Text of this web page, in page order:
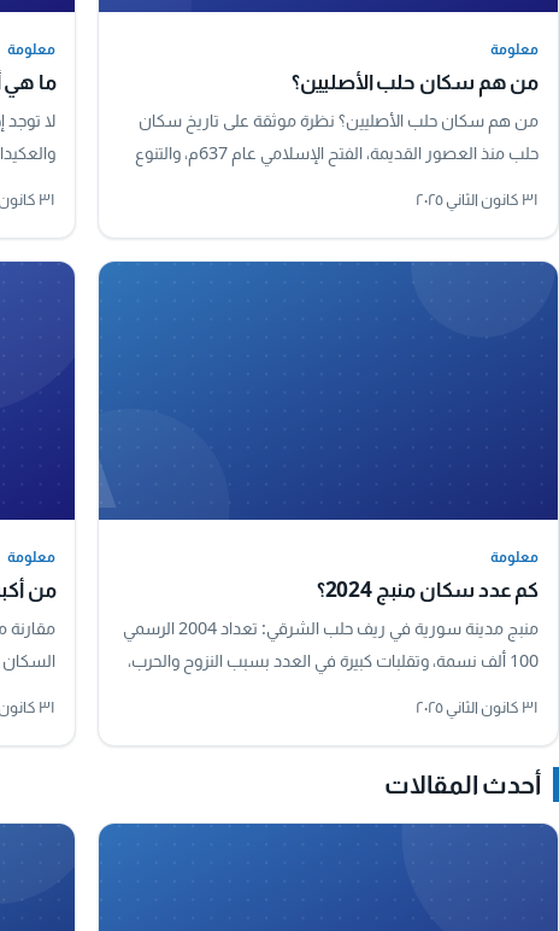
معلومة
من هم سكان حلب الأصليين؟
من هم سكان حلب الأصليين؟ نظرة موثقة على تاريخ سكان
حلب منذ العصور القديمة، الفتح الإسلامي عام 637م، والتنوع
٣١ كانون الثاني ٢٠٢٥
معلومة
ما هي
لا توجد
٣١ كانون الثاني ٢٠٢٥
معلومة
كم عدد سكان منبج 2024؟
منبج مدينة سورية في ريف حلب الشرقي: تعداد 2004 الرسمي
100 ألف نسمة، وتقلبات كبيرة في العدد بسبب النزوح والحرب،
٣١ كانون الثاني ٢٠٢٥
معلومة
من
السكان
٣١ كانون الثاني ٢٠٢٥
أحدث المقالات